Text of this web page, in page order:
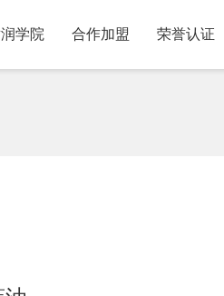
学院 合作加盟 荣誉认证